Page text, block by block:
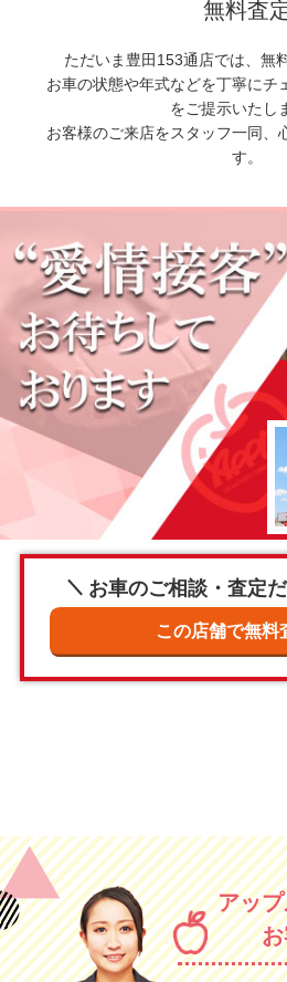
無料査
ただいま豊田153通店では、無
お車の状態や年式などを丁寧にチ
をご提示いたし
お客様のご来店をスタッフ一同、
す。
お車のご相談・査定
アッ